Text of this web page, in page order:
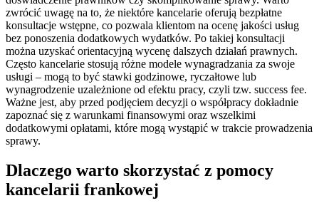
zwrócić uwagę na to, że niektóre kancelarie oferują bezpłatne
konsultacje wstępne, co pozwala klientom na ocenę jakości usług
bez ponoszenia dodatkowych wydatków. Po takiej konsultacji
można uzyskać orientacyjną wycenę dalszych działań prawnych.
Często kancelarie stosują różne modele wynagradzania za swoje
usługi – mogą to być stawki godzinowe, ryczałtowe lub
wynagrodzenie uzależnione od efektu pracy, czyli tzw. success fee.
Ważne jest, aby przed podjęciem decyzji o współpracy dokładnie
zapoznać się z warunkami finansowymi oraz wszelkimi
dodatkowymi opłatami, które mogą wystąpić w trakcie prowadzenia
sprawy.
Dlaczego warto skorzystać z pomocy
kancelarii frankowej